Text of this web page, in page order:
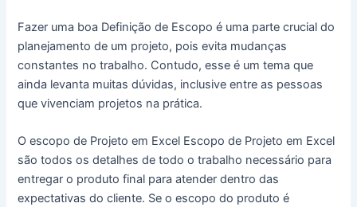
Fazer uma boa Definição de Escopo é uma parte crucial do
planejamento de um projeto, pois evita mudanças
constantes no trabalho. Contudo, esse é um tema que
ainda levanta muitas dúvidas, inclusive entre as pessoas
que vivenciam projetos na prática.
O escopo de Projeto em Excel Escopo de Projeto em Excel
são todos os detalhes de todo o trabalho necessário para
entregar o produto final para atender dentro das
expectativas do cliente. Se o escopo do produto é